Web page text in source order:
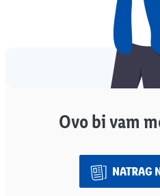
Ovo bi vam
NATRAG